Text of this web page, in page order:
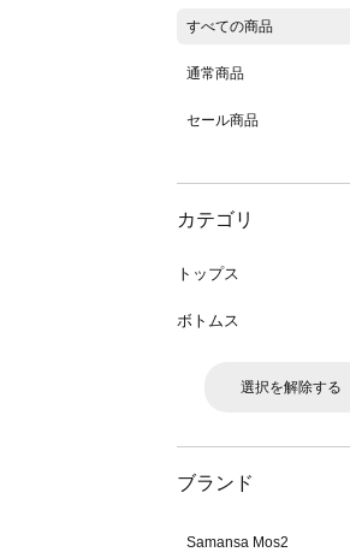
すべての商品
通常商品
セール商品
カテゴリ
トップス
ボトムス
選択を解除する
ブランド
Samansa Mos2